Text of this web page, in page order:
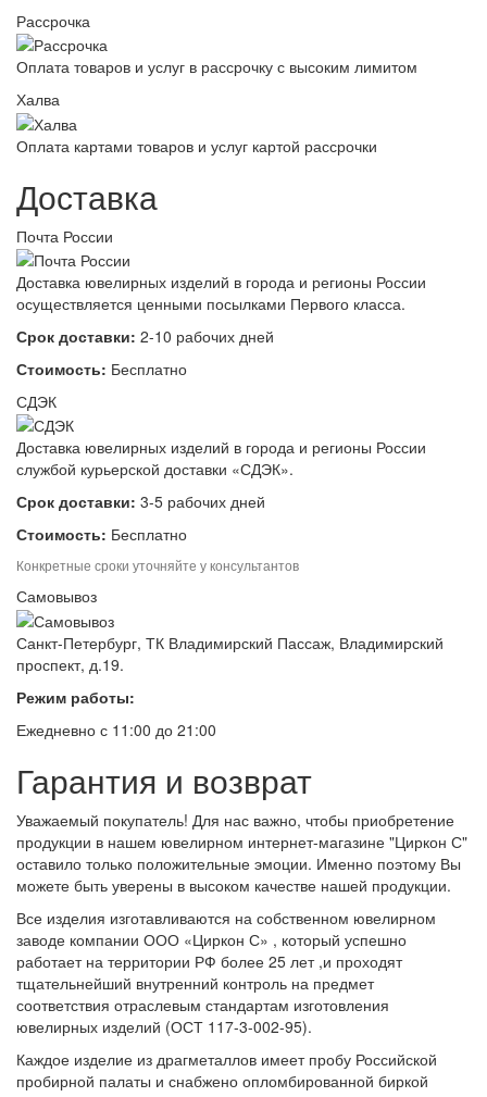
Рассрочка
Оплата товаров и услуг в рассрочку с высоким лимитом
Халва
Оплата картами товаров и услуг картой рассрочки
Доставка
Почта России
Доставка ювелирных изделий в города и регионы России
осуществляется ценными посылками Первого класса.
Срок доставки: 2-10 рабочих дней
Стоимость: Бесплатно
СДЭК
Доставка ювелирных изделий в города и регионы России
службой курьерской доставки «СДЭК».
Срок доставки: 3-5 рабочих дней
Стоимость: Бесплатно
Конкретные сроки уточняйте у консультантов
Самовывоз
Санкт-Петербург, ТК Владимирский Пассаж, Владимирский
проспект, д.19.
Режим работы:
Ежедневно с 11:00 до 21:00
Гарантия и возврат
Уважаемый покупатель! Для нас важно, чтобы приобретение
продукции в нашем ювелирном интернет-магазине "Циркон С"
оставило только положительные эмоции. Именно поэтому Вы
можете быть уверены в высоком качестве нашей продукции.
Все изделия изготавливаются на собственном ювелирном
заводе компании ООО «Циркон С» , который успешно
работает на территории РФ более 25 лет ,и проходят
тщательнейший внутренний контроль на предмет
соответствия отраслевым стандартам изготовления
ювелирных изделий (ОСТ 117-3-002-95).
Каждое изделие из драгметаллов имеет пробу Российской
пробирной палаты и снабжено опломбированной биркой